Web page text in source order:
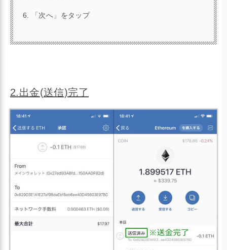
「次へ」をタップ
2.出金(送信)完了